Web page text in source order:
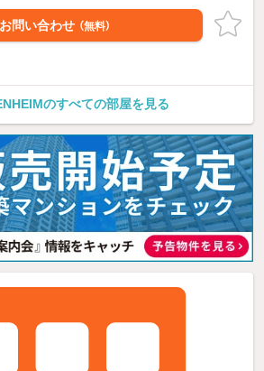
お問い合わせ （無料）
のすべての部屋を見る